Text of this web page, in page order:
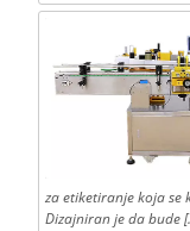
za etiketiranje koja se
Dizajniran je da bude